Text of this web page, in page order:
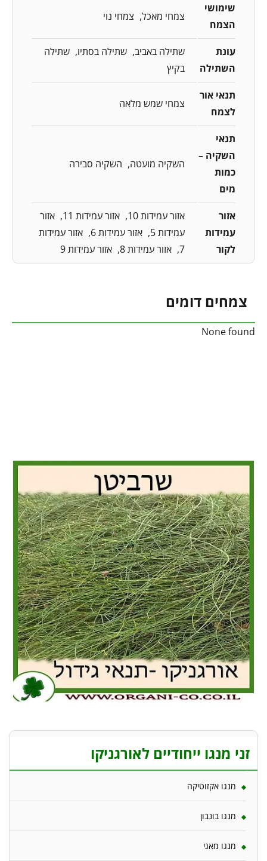
שימושי
הצמח
צמחי מאכל צמחי נוי
עונת
השתילה
שתילה באביב שתילה בסתיו
שתילה
בקיץ
תנאי אור
לצמח
צמחי שמש מלאה
תנאי
השקיה –
כמות
מים
השקיה מועטה השקיה סבירה
אזור
עמידות
לקור
אזור עמידות 10 אזור עמידות 11
אזור
עמידות 5
אזור עמידות 6
אזור עמידות
7 אזור עמידות 8 אזור עמידות 9
צמחים דומים
None found
זני מנגו ייחודיים לאורגניקו
מנגו אקזוטיקה
מנגו בונבון
מנגו מאגי